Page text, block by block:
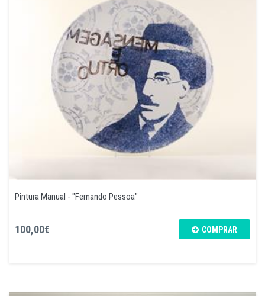
Pintura Manual - "Fernando Pessoa"
100,00€ COMPRAR